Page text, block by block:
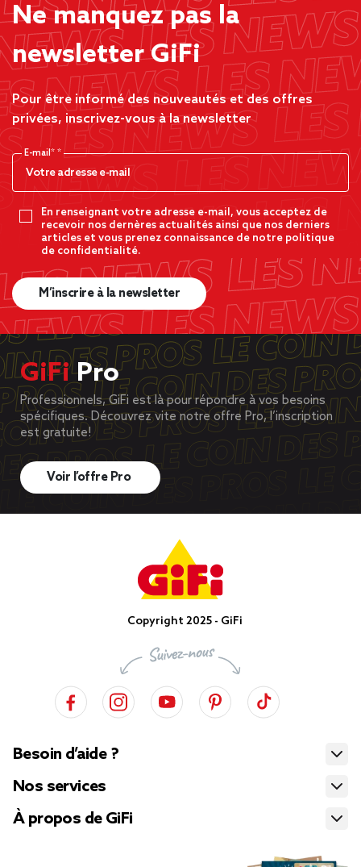
Ne manquez pas la
newsletter GiFi
Pour être informé des nouveautés et des offres
privées, inscrivez-vous à la newsletter
E-mail*
En renseignant votre adresse e-mail, vous acceptez de
recevoir nos dernères actualités ainsi que nos derniers
articles et vous prenez connaissance de notre politique
de confidentialité.
M’inscrire à la newsletter
GiFiPro
Professionnels, GiFi est là pour répondre à vos besoins
spécifiques. Découvrez vite notre offre Pro, l’inscription
est gratuite!
Voir l’offre Pro
Copyright 2025 - GiFi
Besoin d’aide ?
Nos services
À propos de GiFi